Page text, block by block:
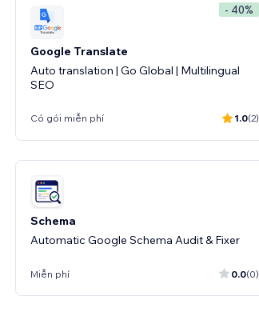
- 40%
Google Translate
Auto translation | Go Global | Multilingual
SEO
Có gói miễn phí 1.0(2)
Schema
Automatic Google Schema Audit & Fixer
Miễn phí 0.0(0)